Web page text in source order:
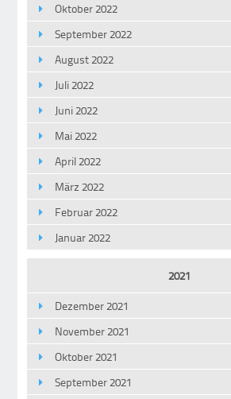
Oktober 2022
September 2022
August 2022
Juli 2022
Juni 2022
Mai 2022
April 2022
März 2022
Februar 2022
Januar 2022
2021
Dezember 2021
November 2021
Oktober 2021
September 2021